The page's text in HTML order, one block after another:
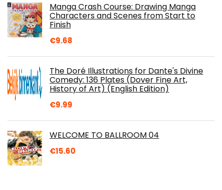
Manga Crash Course: Drawing Manga
Characters and Scenes from Start to
Finish
€9.68
The Doré Illustrations for Dante's Divine
Comedy: 136 Plates (Dover Fine Art,
History of Art) (English Edition)
€9.99
WELCOME TO BALLROOM 04
€15.60